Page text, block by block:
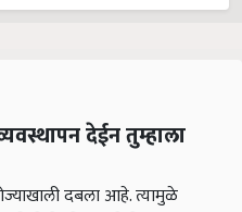
देईन तुम्हाला
दबला आहे. त्यामुळे